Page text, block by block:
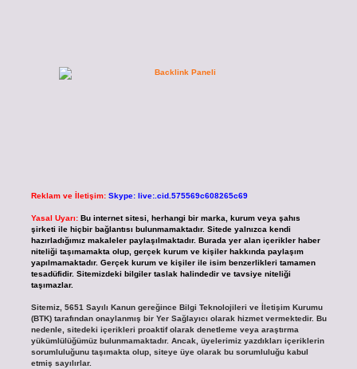
Reklam ve İletişim: Skype: live:.cid.575569c608265c69
Yasal Uyarı: Bu internet sitesi, herhangi bir marka, kurum veya şahıs
şirketi ile hiçbir bağlantısı bulunmamaktadır. Sitede yalnızca kendi
hazırladığımız makaleler paylaşılmaktadır. Burada yer alan içerikler haber
niteliği taşımamakta olup, gerçek kurum ve kişiler hakkında paylaşım
yapılmamaktadır. Gerçek kurum ve kişiler ile isim benzerlikleri tamamen
tesadüfidir. Sitemizdeki bilgiler taslak halindedir ve tavsiye niteliği
taşımazlar.
Sitemiz, 5651 Sayılı Kanun gereğince Bilgi Teknolojileri ve İletişim Kurumu
(BTK) tarafından onaylanmış bir Yer Sağlayıcı olarak hizmet vermektedir. Bu
nedenle, sitedeki içerikleri proaktif olarak denetleme veya araştırma
yükümlülüğümüz bulunmamaktadır. Ancak, üyelerimiz yazdıkları içeriklerin
sorumluluğunu taşımakta olup, siteye üye olarak bu sorumluluğu kabul
etmiş sayılırlar.